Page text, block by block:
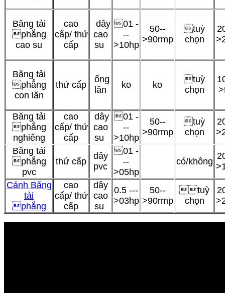
Băng tải
phẳng
cao su
cao
cấp/ thứ
cấp
dây
cao
su
01 -
--
>10hp
50--
>90rmp
tuỳ
chọn
Băng tải
phẳng
con lăn
thứ cấp
ống
lăn
ko ko
tuỳ
chọn
Băng tải
phẳng
nghiêng
cao
cấp/ thứ
cấp
dây
cao
su
01 -
--
>10hp
50--
>90rmp
tuỳ
chọn
Băng tải
phẳng
pvc
thứ cấp
dây
pvc
01 -
--
>05hp
có/không
Cánh Băng
tải
phẳng
cao
cấp/ thứ
cấp
dây
cao
su
0.5 ---
>03hp
50--
>90rmp
tuỳ
chọn